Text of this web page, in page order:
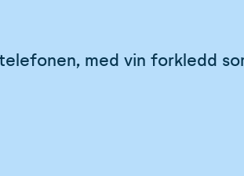
med vin forkledd